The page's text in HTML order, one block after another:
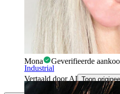
Industrial
Glittert
Het is echt fantastisch. Ik
witte/heldere stenen
overige piercings moeten in
Mona Geverifieerde
Vertaald door AI Toon origineel